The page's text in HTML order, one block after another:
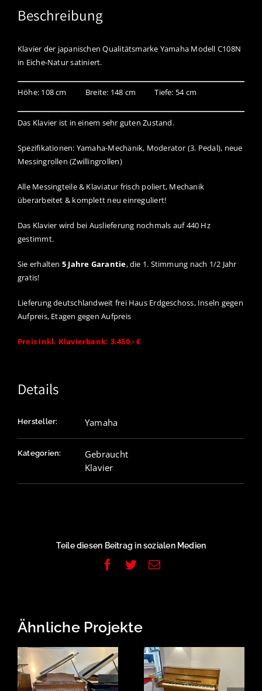
Beschreibung
Klavier der japanischen Qualitätsmarke Yamaha Modell C108N
in Eiche-Natur satiniert.
Höhe: 108 cm Breite: 148 cm Tiefe: 54 cm
Das Klavier ist in einem sehr guten Zustand.
Spezifikationen: Yamaha-Mechanik, Moderator (3. Pedal), neue
Messingrollen (Zwillingrollen)
Alle Messingteile & Klaviatur frisch poliert, Mechanik
überarbeitet & komplett neu einreguliert!
Das Klavier wird bei Auslieferung nochmals auf 440 Hz
gestimmt.
Sie erhalten 5 Jahre Garantie, die 1. Stimmung nach 1/2 Jahr
gratis!
Lieferung deutschlandweit frei Haus Erdgeschoss, Inseln gegen
Aufpreis, Etagen gegen Aufpreis
Preis inkl. Klavierbank: 3.450,- €
Details
Hersteller: Yamaha
Kategorien:
Gebraucht
Klavier
Teile diesen Beitrag in sozialen Medien
Facebook
Twitter
E-
Ähnliche Projekte